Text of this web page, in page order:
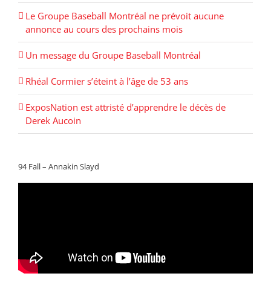
Le Groupe Baseball Montréal ne prévoit aucune
annonce au cours des prochains mois
Un message du Groupe Baseball Montréal
Rhéal Cormier s’éteint à l’âge de 53 ans
ExposNation est attristé d’apprendre le décès de
Derek Aucoin
94 Fall – Annakin Slayd